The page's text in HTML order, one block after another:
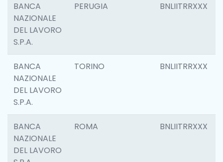
BANCA
NAZIONALE
DEL LAVORO
S.P.A.
PERUGIA BNLIITRRXXX
BANCA
NAZIONALE
DEL LAVORO
S.P.A.
TORINO BNLIITRRXXX
BANCA
NAZIONALE
DEL LAVORO
ROMA BNLIITRRXXX